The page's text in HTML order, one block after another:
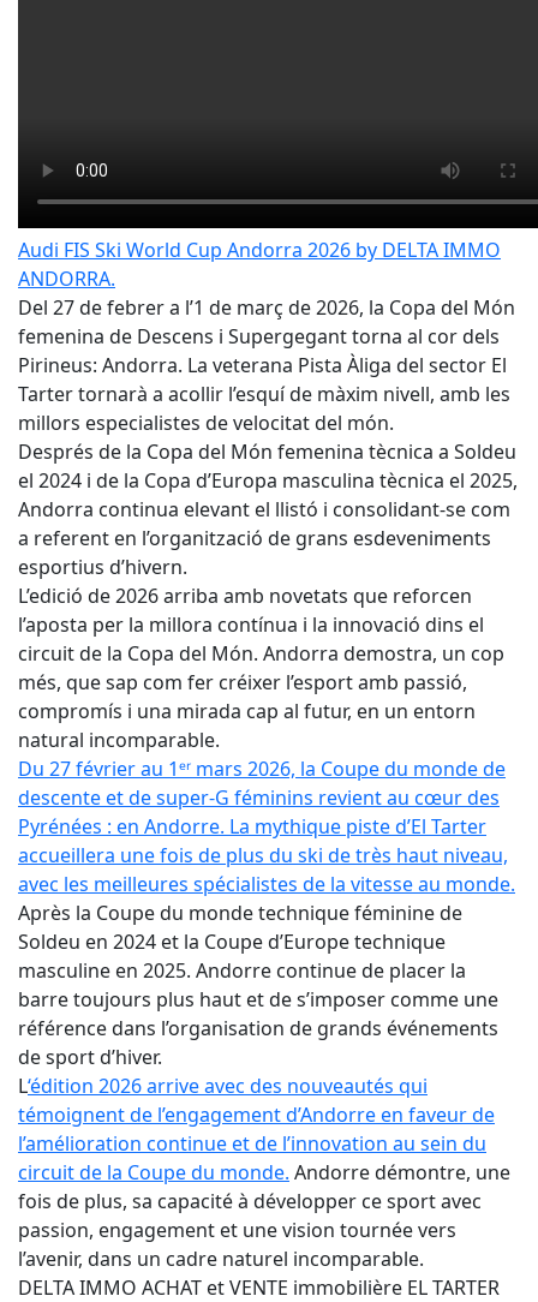
Audi FIS Ski World Cup Andorra 2026 by DELTA IMMO
ANDORRA.
Del 27 de febrer a l’1 de març de 2026, la Copa del Món
femenina de Descens i Supergegant torna al cor dels
Pirineus: Andorra. La veterana Pista Àliga del sector El
Tarter tornarà a acollir l’esquí de màxim nivell, amb les
millors especialistes de velocitat del món.
Després de la Copa del Món femenina tècnica a Soldeu
el 2024 i de la Copa d’Europa masculina tècnica el 2025,
Andorra continua elevant el llistó i consolidant-se com
a referent en l’organització de grans esdeveniments
esportius d’hivern.
L’edició de 2026 arriba amb novetats que reforcen
l’aposta per la millora contínua i la innovació dins el
circuit de la Copa del Món. Andorra demostra, un cop
més, que sap com fer créixer l’esport amb passió,
compromís i una mirada cap al futur, en un entorn
natural incomparable.
Du 27 février au 1ᵉʳ mars 2026, la Coupe du monde de
descente et de super-G féminins revient au cœur des
Pyrénées : en Andorre. La mythique piste d’El Tarter
accueillera une fois de plus du ski de très haut niveau,
avec les meilleures spécialistes de la vitesse au monde.
Après la Coupe du monde technique féminine de
Soldeu en 2024 et la Coupe d’Europe technique
masculine en 2025. Andorre continue de placer la
barre toujours plus haut et de s’imposer comme une
référence dans l’organisation de grands événements
de sport d’hiver.
L‘édition 2026 arrive avec des nouveautés qui
témoignent de l’engagement d’Andorre en faveur de
l’amélioration continue et de l’innovation au sein du
circuit de la Coupe du monde. Andorre démontre, une
fois de plus, sa capacité à développer ce sport avec
passion, engagement et une vision tournée vers
l’avenir, dans un cadre naturel incomparable.
DELTA IMMO ACHAT et VENTE immobilière EL TARTER